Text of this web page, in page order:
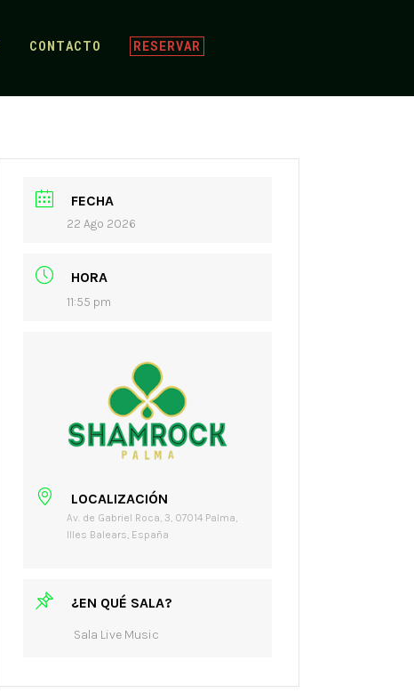
CONTACTO RESERVAR
FECHA
22 Ago 2026
HORA
11:55 pm
LOCALIZACIÓN
Av. de Gabriel Roca, 3, 07014 Palma,
Illes Balears, España
¿EN QUÉ SALA?
Sala Live Music